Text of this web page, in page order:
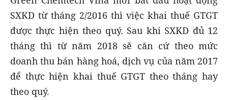
SXKD từ tháng 2/2016 thì việc khai thuế GTGT
được thực hiện theo quý. Sau khi SXKD đủ 12
tháng thì từ năm 2018 sẽ căn cứ theo mức
doanh thu bán hàng hoá, dịch vụ của năm 2017
để thực hiện khai thuế GTGT theo tháng hay
theo quý.